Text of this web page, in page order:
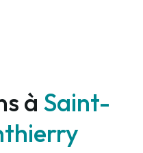
à Saint-